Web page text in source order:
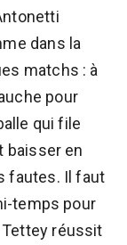
dans la
matchs : à
pour
qui file
baisser en
fautes. Il faut
temps pour
Tettey réussit